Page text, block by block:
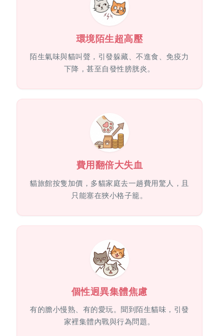
環境陌生超高壓
陌生氣味與貓叫聲，引發躲藏、不進食、免疫力
下降，甚至自發性膀胱炎。
費用翻倍大失血
貓旅館按隻加價，多貓家庭去一趟費用驚人，且
只能塞在狹小格子籠。
個性迥異集體焦慮
有的膽小慢熟、有的愛玩。聞到陌生貓味，引發
家裡集體內戰與行為問題。